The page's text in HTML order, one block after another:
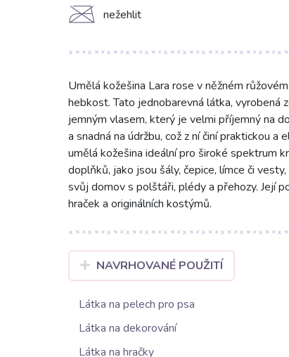
C nežehlit
Umělá kožešina Lara rose v něžném
hebkost. Tato jednobarevná látka,
jemným vlasem, který je velmi příjemný na
a snadná na údržbu, což z ní činí praktickou
umělá kožešina ideální pro široké spektrum
doplňků, jako jsou šály, čepice, límce či
svůj domov s polštáři, plédy a přehozy. Její
hraček a originálních kostýmů.
NAVRHOVANÉ POUŽITÍ
Látka na pelech pro psa
Látka na dekorování
Látka na hračky